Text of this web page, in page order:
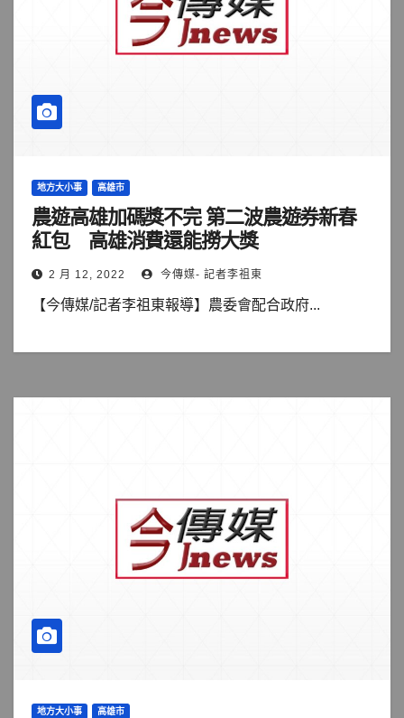
地方大小事 高雄市
農遊高雄加碼獎不完 第二波農遊券新春
紅包 高雄消費還能撈大獎
2 月 12, 2022 今傳媒- 記者李祖東
【今傳媒/記者李祖東報導】農委會配合政府...
地方大小事 高雄市